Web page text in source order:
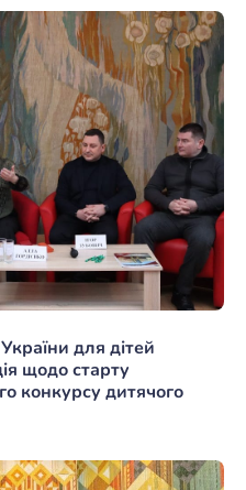
для дітей
щодо старту
конкурсу дитячого